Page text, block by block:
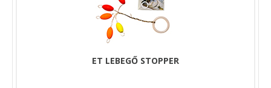
ET LEBEGŐ STOPPER